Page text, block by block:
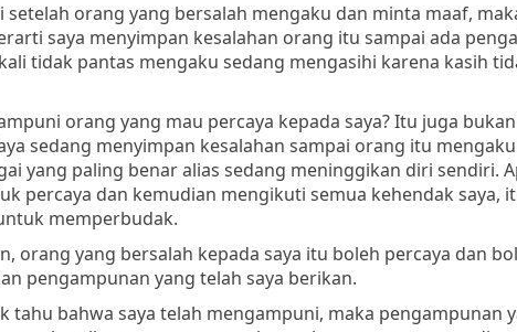
setelah orang yang bersalah mengaku dan minta maaf,
saya menyimpan kesalahan orang itu sampai ada
tidak pantas mengaku sedang mengasihi karena kasih
orang yang mau percaya kepada saya? Itu juga
sedang menyimpan kesalahan sampai orang itu
yang paling benar alias sedang meninggikan diri sendiri.
percaya dan kemudian mengikuti semua kehendak saya,
memperbudak.
orang yang bersalah kepada saya itu boleh percaya dan
pengampunan yang telah saya berikan.
tahu bahwa saya telah mengampuni, maka pengampunan